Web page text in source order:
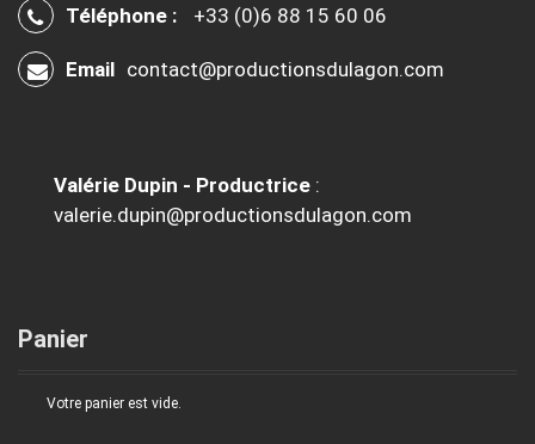
Téléphone : +33 (0)6 88 15 60 06
Email contact@productionsdulagon.com
Valérie Dupin - Productrice :
valerie.dupin@productionsdulagon.com
Panier
Votre panier est vide.